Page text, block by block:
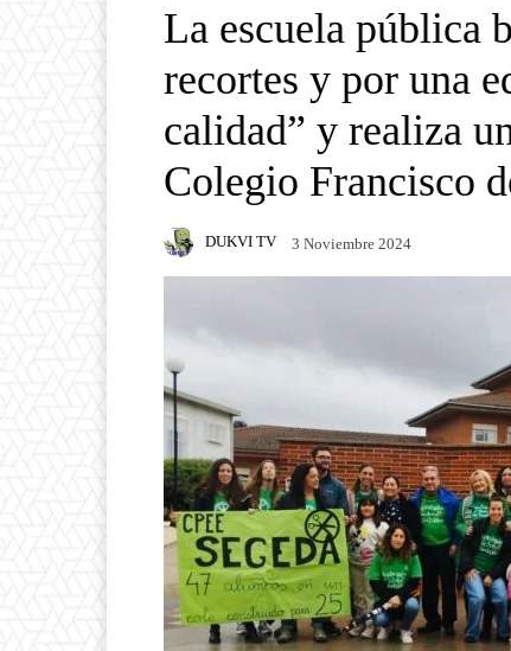
La escuela pública
recortes y por una
calidad” y realiza
Colegio Francisco
DUKVI TV 3 Noviembre 2024